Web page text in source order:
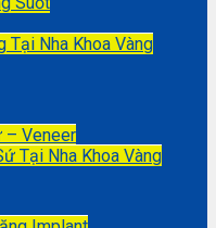
Tại Nha Khoa Vàng
– Veneer
Tại Nha Khoa Vàng